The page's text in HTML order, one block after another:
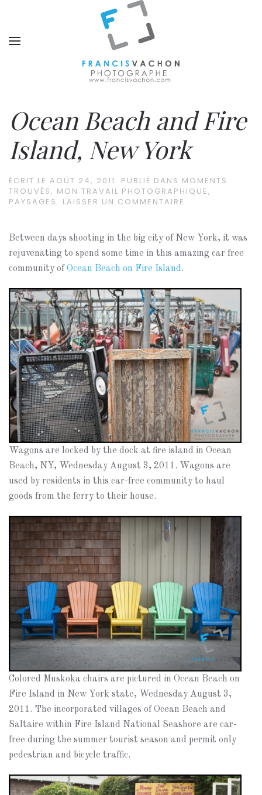
Ocean Beach and Fire
Island, New York
ÉCRIT LE AOÛT 24, 2011 . PUBLIÉ DANS MOMENTS
TROUVÉS, MON TRAVAIL PHOTOGRAPHIQUE,
PAYSAGES . LAISSER UN COMMENTAIRE
Between days shooting in the big city of New York, it was
rejuvenating to spend some time in this amazing car free
community ofOcean Beach on Fire Island.
Wagons are locked by the dock at fire island in Ocean
Beach, NY, Wednesday August 3, 2011. Wagons are
used by residents in this car-free community to haul
goods from the ferry to their house.
Colored Muskoka chairs are pictured in Ocean Beach on
Fire Island in New York state, Wednesday August 3,
2011. The incorporated villages of Ocean Beach and
Saltaire within Fire Island National Seashore are car-
free during the summer tourist season and permit only
pedestrian and bicycle traffic.